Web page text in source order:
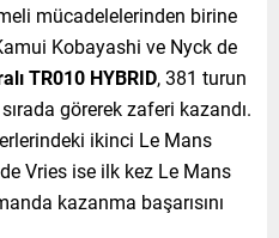
mücadelelerinden birine
Kobayashi ve Nyck de
TR010 HYBRID, 381 turun
görerek zaferi kazandı.
ikinci Le Mans
Vries ise ilk kez Le Mans
kazanma başarısını